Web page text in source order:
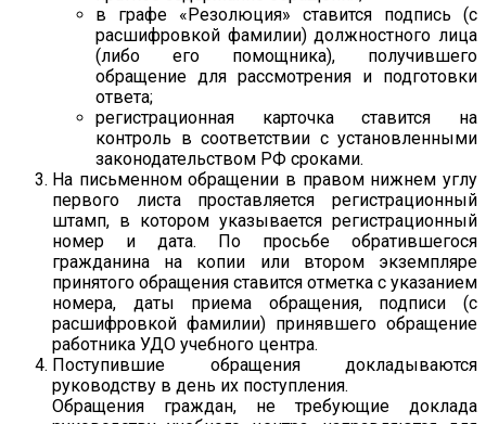
в графе «Резолюция» ставится подпись (с
расшифровкой фамилии) должностного лица
(либо его помощника), получившего
обращение для рассмотрения и подготовки
ответа;
регистрационная карточка ставится на
контроль в соответствии с установленными
законодательством РФ сроками.
На письменном обращении в правом нижнем углу
первого листа проставляется регистрационный
штамп, в котором указывается регистрационный
номер и дата. По просьбе обратившегося
гражданина на копии или втором экземпляре
принятого обращения ставится отметка с указанием
номера, даты приема обращения, подписи (с
расшифровкой фамилии) принявшего обращение
работника УДО учебного центра.
Поступившие обращения докладываются
руководству в день их поступления.
Обращения граждан, не требующие доклада